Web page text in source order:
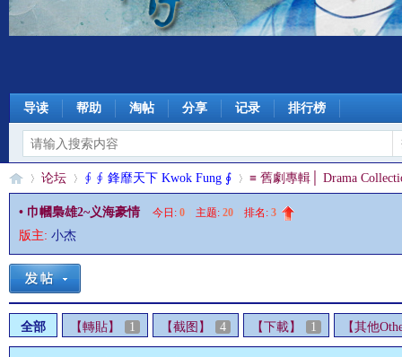
导读 帮助 淘帖 分享 记录 排行榜
§ »
论坛
›
∮ ∮ 鋒靡天下 Kwok Fung ∮
›
≡ 舊劇專輯│ Drama
• 巾幗梟雄2~义海豪情 今日: 0 主题: 20 排名: 3
版主: 小杰
全部 【轉貼】 1 【截图】 4 【下載】 1 【其他